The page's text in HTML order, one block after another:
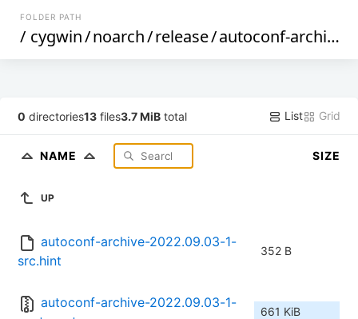
FOLDER PATH
/ cygwin/noarch/release/autoconf-archive
0 directories13 files3.7 MiB total List Grid
NAME SIZE
UP
autoconf-archive-2022.09.03-1-
src.hint
352 B
autoconf-archive-2022.09.03-1-
661 KiB